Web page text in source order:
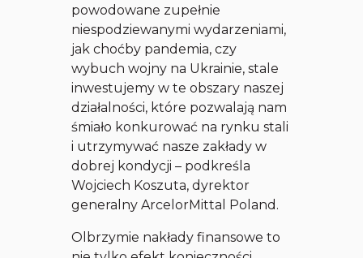
powodowane zupełnie
niespodziewanymi wydarzeniami,
jak choćby pandemia, czy
wybuch wojny na Ukrainie, stale
inwestujemy w te obszary naszej
działalności, które pozwalają nam
śmiało konkurować na rynku stali
i utrzymywać nasze zakłady w
dobrej kondycji – podkreśla
Wojciech Koszuta, dyrektor
generalny ArcelorMittal Poland.
Olbrzymie nakłady finansowe to